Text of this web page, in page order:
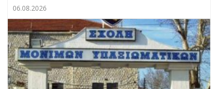
06.08.2026